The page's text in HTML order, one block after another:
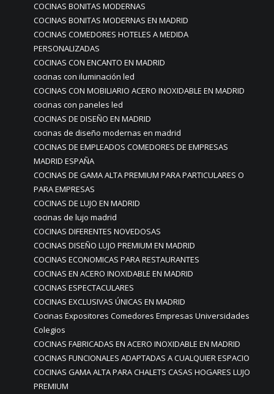
COCINAS BONITAS MODERNAS
COCINAS BONITAS MODERNAS EN MADRID
COCINAS COMEDORES HOTELES A MEDIDA
PERSONALIZADAS
COCINAS CON ENCANTO EN MADRID
cocinas con iluminación led
COCINAS CON MOBILIARIO ACERO INOXIDABLE EN MADRID
cocinas con paneles led
COCINAS DE DISEÑO EN MADRID
cocinas de diseño modernas en madrid
COCINAS DE EMPLEADOS COMEDORES DE EMPRESAS
MADRID ESPAÑA
COCINAS DE GAMA ALTA PREMIUM PARA PARTICULARES O
PARA EMPRESAS
COCINAS DE LUJO EN MADRID
cocinas de lujo madrid
COCINAS DIFERENTES NOVEDOSAS
COCINAS DISEÑO LUJO PREMIUM EN MADRID
COCINAS ECONOMICAS PARA RESTAURANTES
COCINAS EN ACERO INOXIDABLE EN MADRID
COCINAS ESPECTACULARES
COCINAS EXCLUSIVAS ÚNICAS EN MADRID
Cocinas Expositores Comedores Empresas Universidades
Colegios
COCINAS FABRICADAS EN ACERO INOXIDABLE EN MADRID
COCINAS FUNCIONALES ADAPTADAS A CUALQUIER ESPACIO
COCINAS GAMA ALTA PARA CHALETS CASAS HOGARES LUJO
PREMIUM